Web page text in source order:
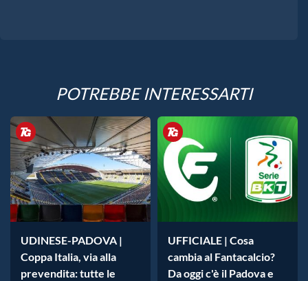
POTREBBE INTERESSARTI
UDINESE-PADOVA |
Coppa Italia, via alla
prevendita: tutte le
UFFICIALE | Cosa
cambia al Fantacalcio?
Da oggi c'è il Padova e